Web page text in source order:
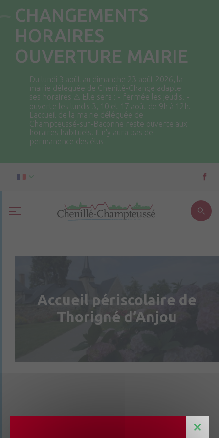
CHANGEMENTS
HORAIRES
OUVERTURE MAIRIE
Du lundi 3 août au dimanche 23 août 2026, la
mairie déléguée de Chenillé-Changé adapte
ses horaires ⚠ Elle sera : - fermée les jeudis. -
ouverte les lundis 3, 10 et 17 août de 9h à 12h.
L'accueil de la mairie déléguée de
Champteussé-sur-Baconne reste ouverte aux
horaires habituels. Il n'y aura pas de
permanence des élus
Accueil périscolaire de
Thorigné d’Anjou